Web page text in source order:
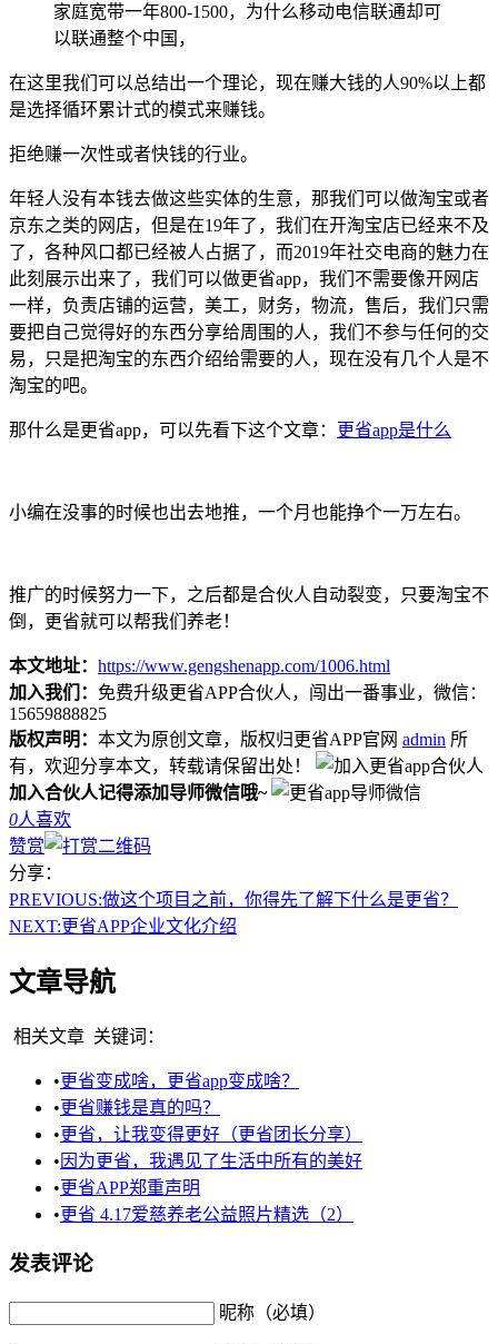
家庭宽带一年800-1500，为什么移动电信联通却可
以联通整个中国，
在这里我们可以总结出一个理论，现在赚大钱的人90%以上都
是选择循环累计式的模式来赚钱。
拒绝赚一次性或者快钱的行业。
年轻人没有本钱去做这些实体的生意，那我们可以做淘宝或者
京东之类的网店，但是在19年了，我们在开淘宝店已经来不及
了，各种风口都已经被人占据了，而2019年社交电商的魅力在
此刻展示出来了，我们可以做更省app，我们不需要像开网店
一样，负责店铺的运营，美工，财务，物流，售后，我们只需
要把自己觉得好的东西分享给周围的人，我们不参与任何的交
易，只是把淘宝的东西介绍给需要的人，现在没有几个人是不
淘宝的吧。
那什么是更省app，可以先看下这个文章： 更省app是什么
小编在没事的时候也出去地推，一个月也能挣个一万左右。
推广的时候努力一下，之后都是合伙人自动裂变，只要淘宝不
倒，更省就可以帮我们养老！
本文地址： https://www.gengshenapp.com/1006.html
加入我们： 免费升级更省APP合伙人，闯出一番事业，微信：
15659888825
版权声明： 本文为原创文章，版权归更省APP官网 admin 所
有，欢迎分享本文，转载请保留出处！
加入合伙人记得添加导师微信哦~
0人喜欢
赞赏
分享：
PREVIOUS:做这个项目之前，你得先了解下什么是更省？
NEXT:更省APP企业文化介绍
文章导航
相关文章 关键词：
•更省变成啥，更省app变成啥？
•更省赚钱是真的吗？
•更省，让我变得更好（更省团长分享）
• 因为更省，我遇见了生活中所有的美好
•更省APP郑重声明
•更省 4.17爱慈养老公益照片精选（2）
发表评论
昵称（必填）